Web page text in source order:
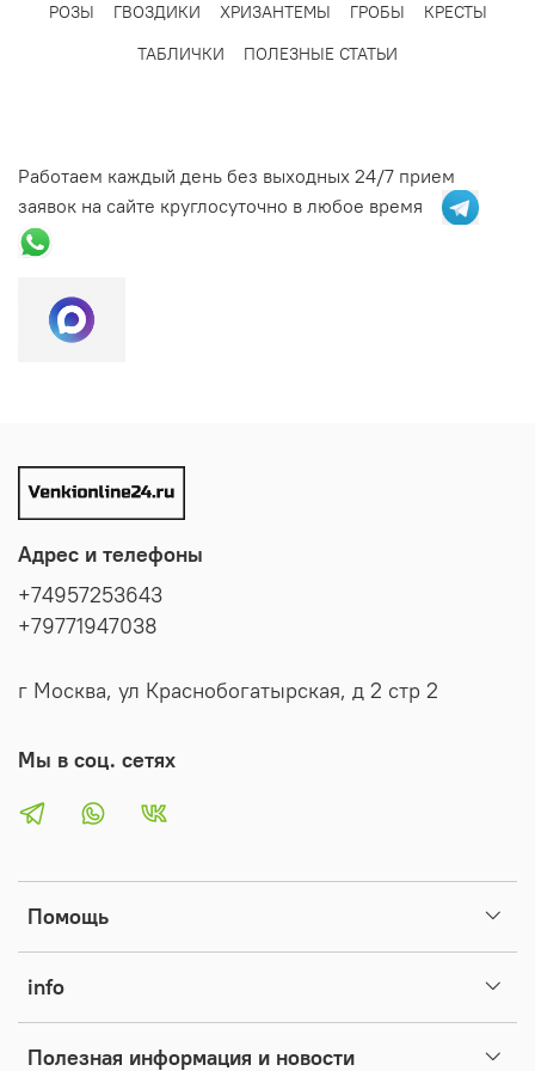
РОЗЫ
ГВОЗДИКИ ХРИЗАНТЕМЫ ГРОБЫ
КРЕСТЫ
ТАБЛИЧКИ
ПОЛЕЗНЫЕ СТАТЬИ
Работаем каждый день без выходных 24/7 прием
заявок на сайте круглосуточно в любое время
Помощь
info
Полезная информация и новости
Адрес и телефоны
+74957253643
+79771947038
г Москва, ул Краснобогатырская, д 2 стр 2
Мы в соц. сетях